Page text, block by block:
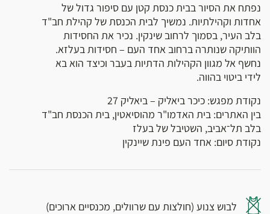
נפתח את הסיור בבית כנסת קטן עם סיפור גדול של
אחדות וקהילתיות. נמשיך לבית הכנסת של קהילת חב"ד
בלב העיר, בסמוך לרחוב שינקין. נכיר את החסידות
הוותיקה שנותרה ברחוב אחד העם – חסידות בעלזא.
נחשף אל מגוון הקהילות הדתיות בעבר וכיצד הוא בא
לידי ביטוי בהווה.
נקודת מפגש: כיכר ביאליק – ביאליק 27
בין האתרים: בית האדמו"ר מהוסיאטין, בית הכנסת חב"ד
בלב תל־אביב, השטיבל של בעלז
נקודת סיום: אחד העם פינת שיינקין
לבוש צנוע (חולצות עם שרוולים, מכנסיים ארוכים)